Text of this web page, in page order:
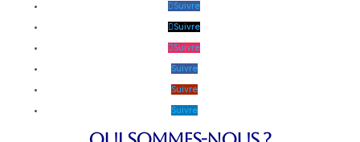
Suivre
Suivre
Suivre
Suivre
Suivre
Suivre